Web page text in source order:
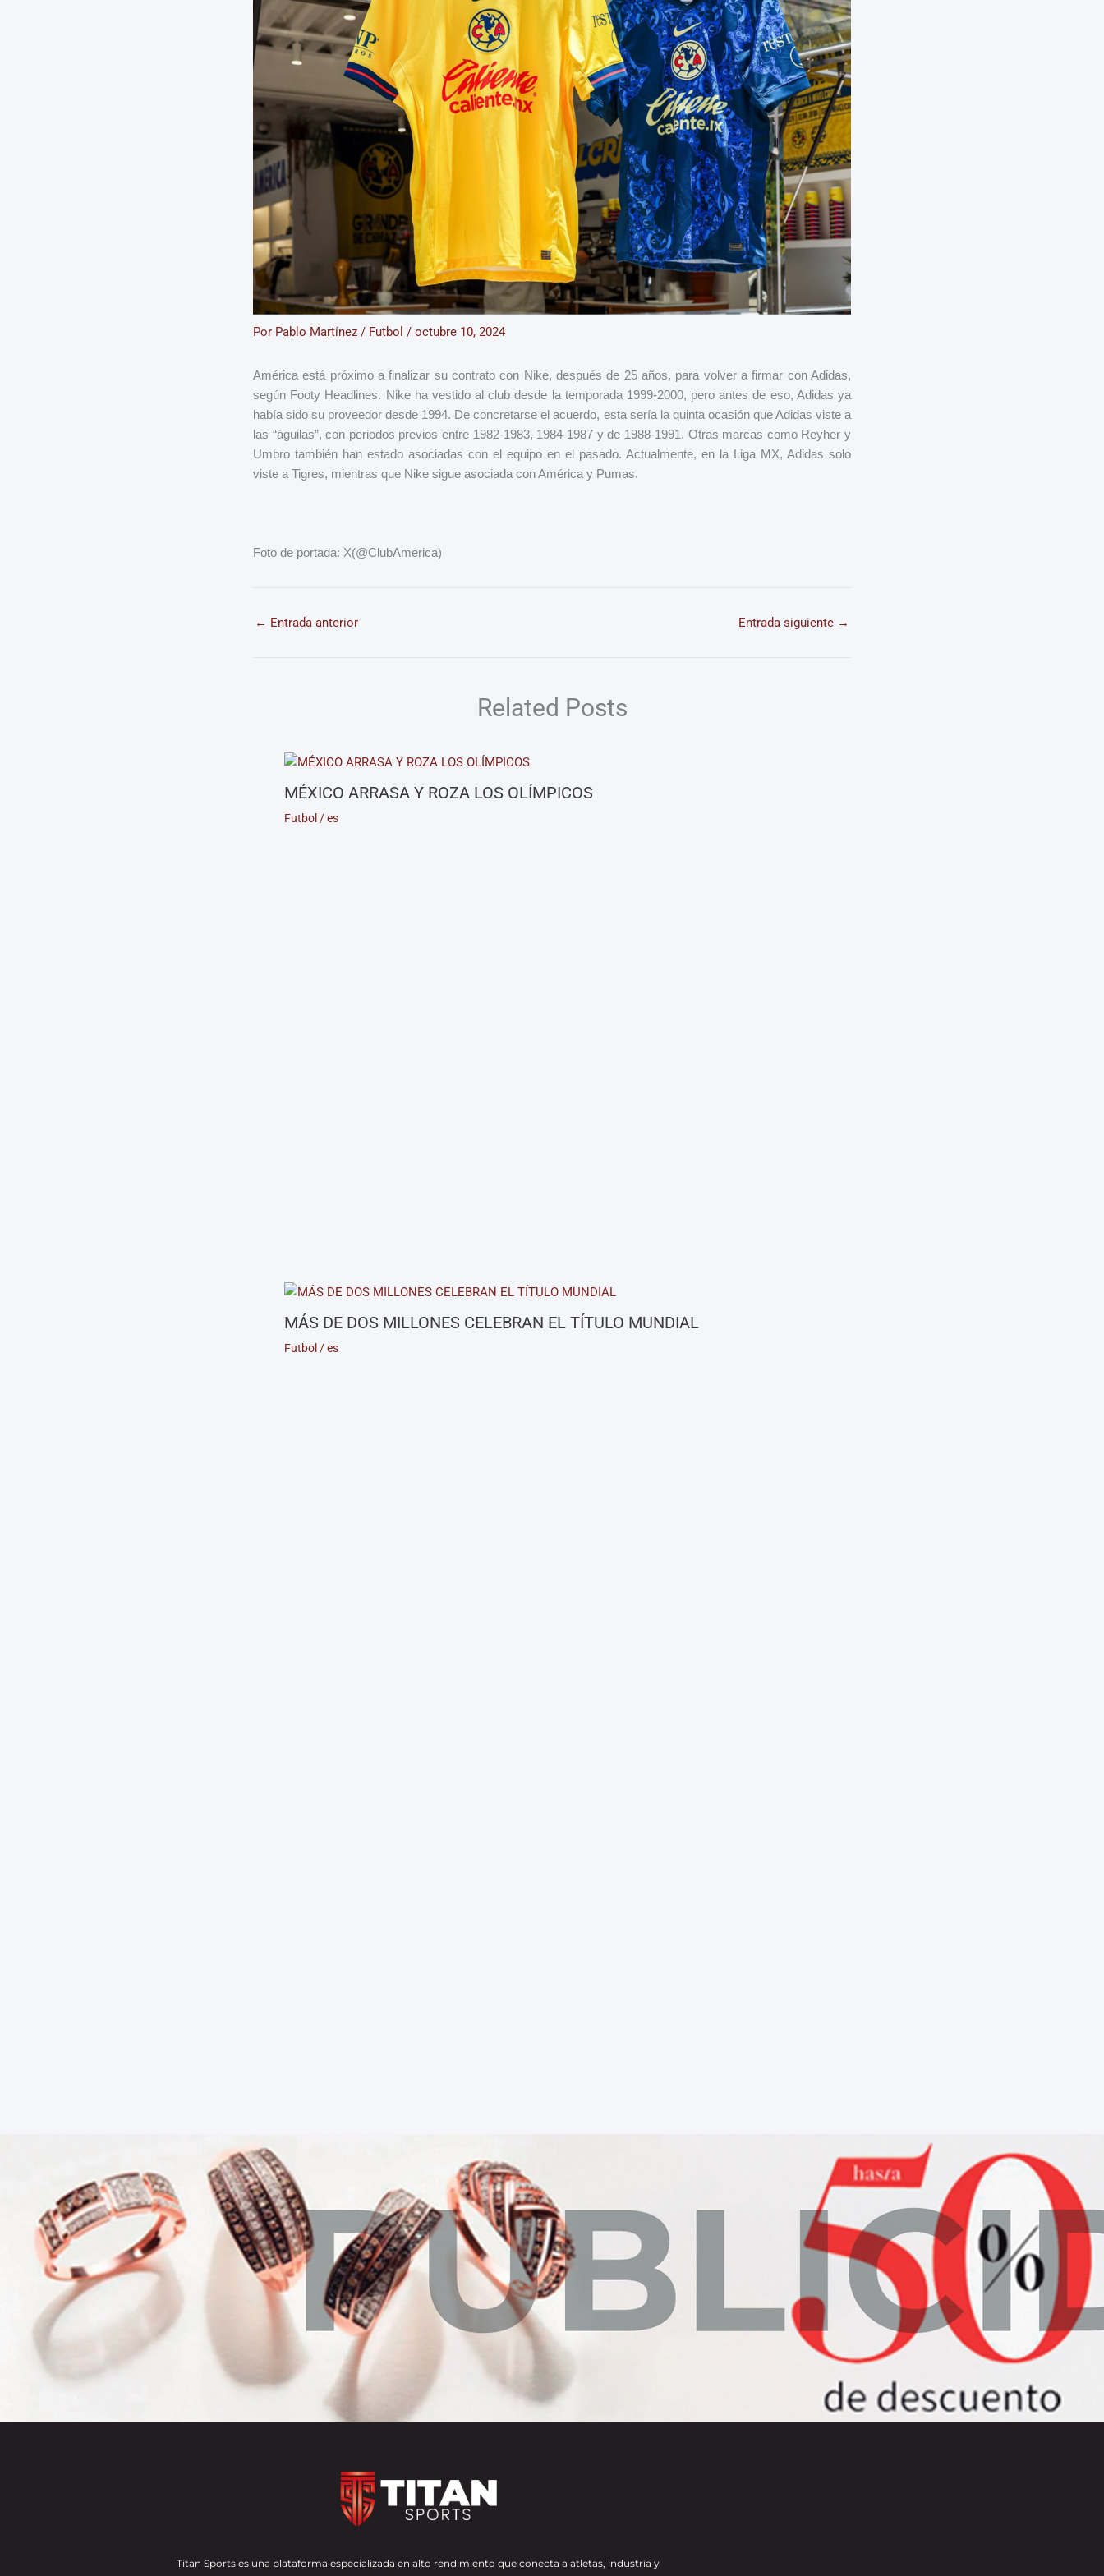
Por Pablo Martínez / Futbol / octubre 10, 2024
América está próximo a finalizar su contrato con Nike, después de 25 años, para volver a firmar con Adidas,
según Footy Headlines. Nike ha vestido al club desde la temporada 1999-2000, pero antes de eso, Adidas ya
había sido su proveedor desde 1994. De concretarse el acuerdo, esta sería la quinta ocasión que Adidas viste a
las “águilas”, con periodos previos entre 1982-1983, 1984-1987 y de 1988-1991. Otras marcas como Reyher y
Umbro también han estado asociadas con el equipo en el pasado. Actualmente, en la Liga MX, Adidas solo
viste a Tigres, mientras que Nike sigue asociada con América y Pumas.
Foto de portada: X(@ClubAmerica)
← Entrada anterior Entrada siguiente →
Related Posts
MÉXICO ARRASA Y ROZA LOS OLÍMPICOS
Futbol /es
MÁS DE DOS MILLONES CELEBRAN EL TÍTULO MUNDIAL
Futbol /es
Titan Sports es una plataforma especializada en alto rendimiento que conecta a atletas, industria y